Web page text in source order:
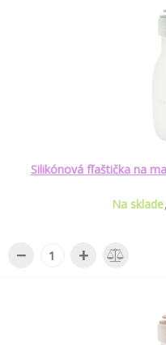
Silikónová fľaštička na
Na sklade
− +